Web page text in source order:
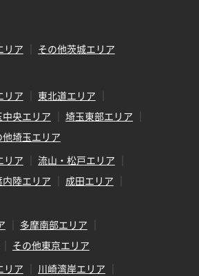
リア
その他茨城エリア
リア
東北道エリア
中央エリア
埼玉東部エリア
他埼玉エリア
リア
流山・松戸エリア
内陸エリア
成田エリア
多摩南部エリア
その他東京エリア
リア
川崎湾岸エリア